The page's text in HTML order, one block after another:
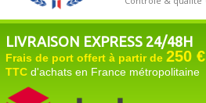
LIVRAISON EXPRESS 24/48H
Frais de port offert à partir de 250 €
TTC d'achats en France métropolitaine